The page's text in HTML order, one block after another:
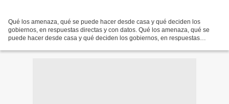
Qué los amenaza, qué se puede hacer desde casa y qué deciden los
gobiernos, en respuestas directas y con datos. Qué los amenaza, qué se
puede hacer desde casa y qué deciden los gobiernos, en respuestas